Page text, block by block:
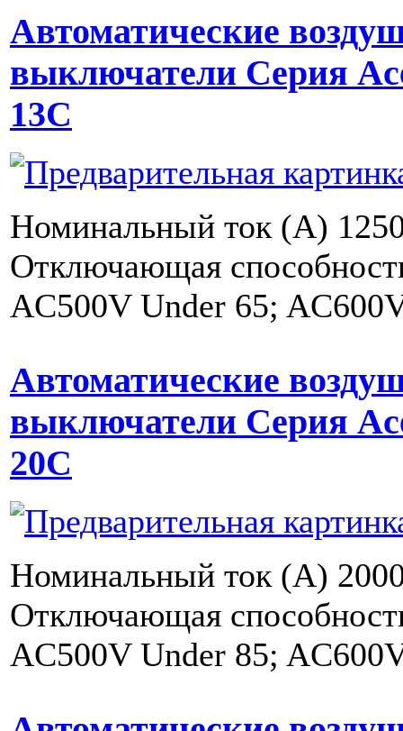
Автоматические
выключатели Серия
13C
Номинальный ток (A)
Отключающая
AC500V Under 65;
Автоматические
выключатели Серия
20C
Номинальный ток (A)
Отключающая
AC500V Under 85;